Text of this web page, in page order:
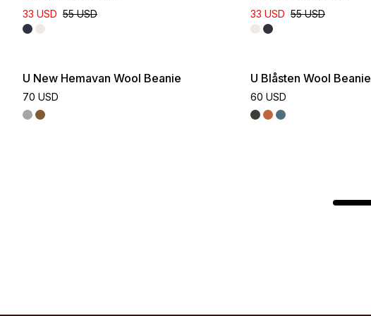
33 USD 55 USD 33 USD 55 USD
U New Hemavan Wool Beanie
70 USD
U Blåsten Wool Beanie
60 USD